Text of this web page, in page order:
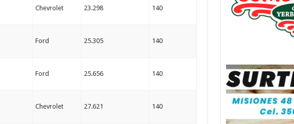
Chevrolet 23.298 140
Ford 25.305 140
Ford 25.656 140
Chevrolet 27.621 140